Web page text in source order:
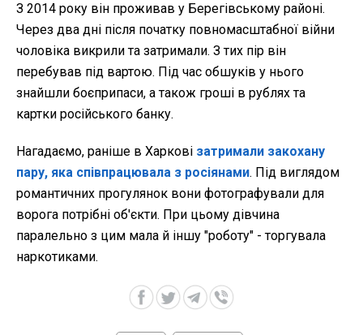
З 2014 року він проживав у Берегівському районі.
Через два дні після початку повномасштабної війни
чоловіка викрили та затримали. З тих пір він
перебував під вартою. Під час обшуків у нього
знайшли боєприпаси, а також гроші в рублях та
картки російського банку.
Нагадаємо, раніше в Харкові затримали закохану
пару, яка співпрацювала з росіянами. Під виглядом
романтичних прогулянок вони фотографували для
ворога потрібні об'єкти. При цьому дівчина
паралельно з цим мала й іншу "роботу" - торгувала
наркотиками.